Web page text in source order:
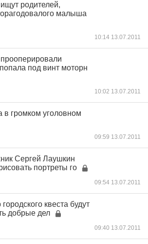
родителей,
малыша
10:14 13.07.2011
под винт моторн
10:02 13.07.2011
в громком уголовном
09:59 13.07.2011
Сергей Лаушкин
портреты го
09:54 13.07.2011
квеста будут
добрые дел
09:40 13.07.2011